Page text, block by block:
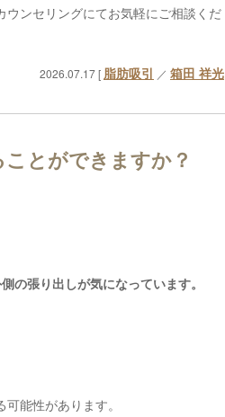
ンセリングにてお気軽にご相談くだ
2026.07.17 [ 脂肪吸引 ／ 箱田 祥光
とができますか？
の張り出しが気になっています。
能性があります。